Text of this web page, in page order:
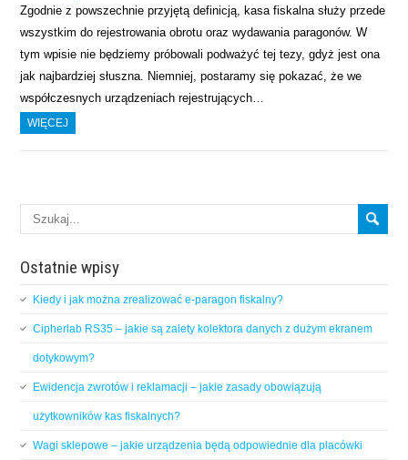
Zgodnie z powszechnie przyjętą definicją, kasa fiskalna służy przede
wszystkim do rejestrowania obrotu oraz wydawania paragonów. W
tym wpisie nie będziemy próbowali podważyć tej tezy, gdyż jest ona
jak najbardziej słuszna. Niemniej, postaramy się pokazać, że we
współczesnych urządzeniach rejestrujących…
WIĘCEJ
Ostatnie wpisy
Kiedy i jak można zrealizować e-paragon fiskalny?
Cipherlab RS35 – jakie są zalety kolektora danych z dużym ekranem
dotykowym?
Ewidencja zwrotów i reklamacji – jakie zasady obowiązują
użytkowników kas fiskalnych?
Wagi sklepowe – jakie urządzenia będą odpowiednie dla placówki